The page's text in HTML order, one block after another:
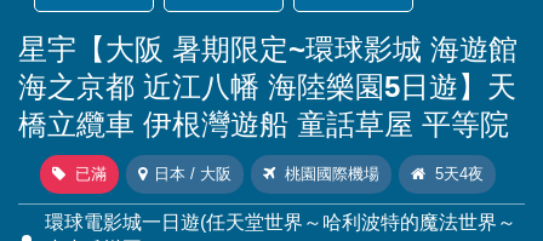
星宇【大阪 暑期限定~環球影城 海遊館
海之京都 近江八幡 海陸樂園5日遊】天
橋立纜車 伊根灣遊船 童話草屋 平等院
已滿 日本 / 大阪 桃園國際機場 5天4夜
環球電影城一日遊(任天堂世界～哈利波特的魔法世界～